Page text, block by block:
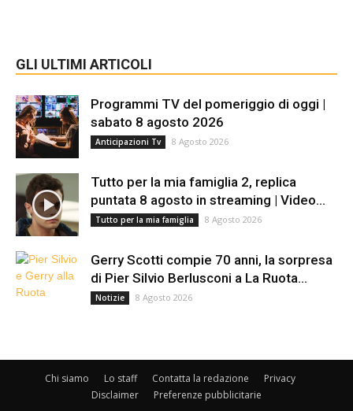
GLI ULTIMI ARTICOLI
Programmi TV del pomeriggio di oggi |
sabato 8 agosto 2026
Anticipazioni Tv 8 Agosto 2026
Tutto per la mia famiglia 2, replica
puntata 8 agosto in streaming | Video...
Tutto per la mia famiglia 8 Agosto 2026
Gerry Scotti compie 70 anni, la sorpresa
di Pier Silvio Berlusconi a La Ruota...
Notizie 8 Agosto 2026
Chi siamo Lo staff Contatta la redazione
Privacy
Disclaimer
Preferenze pubblicitarie